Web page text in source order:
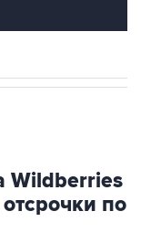
Wildberries
по